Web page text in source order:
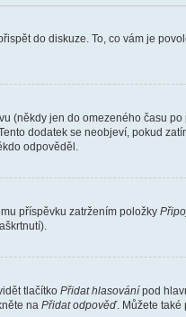
do diskuze. To, co vám je
(někdy jen do omezeného času
dodatek se neobjeví, pokud
odpověděl.
příspěvku zatržením položky
tlačítko Přidat hlasovánípod
na Přidat odpověď. Můžete také